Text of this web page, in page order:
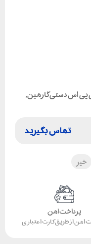
اس دستی گارمین,
تماس بگیرید
خیر
پرداخت امن
امن از طریق کارت اعتباری